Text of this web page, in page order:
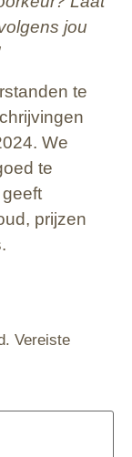
jou
te
We
te
prijzen
Vereiste